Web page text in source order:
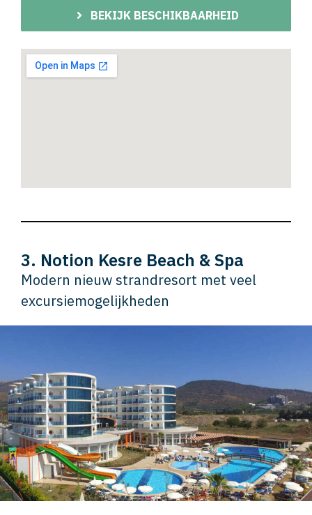
BEKIJK BESCHIKBAARHEID
3. Notion Kesre Beach & Spa
Modern nieuw strandresort met veel
excursiemogelijkheden